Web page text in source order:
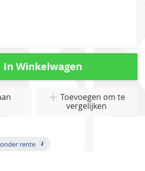
In Winkelwagen
Toevoegen om te
vergelijken
rente